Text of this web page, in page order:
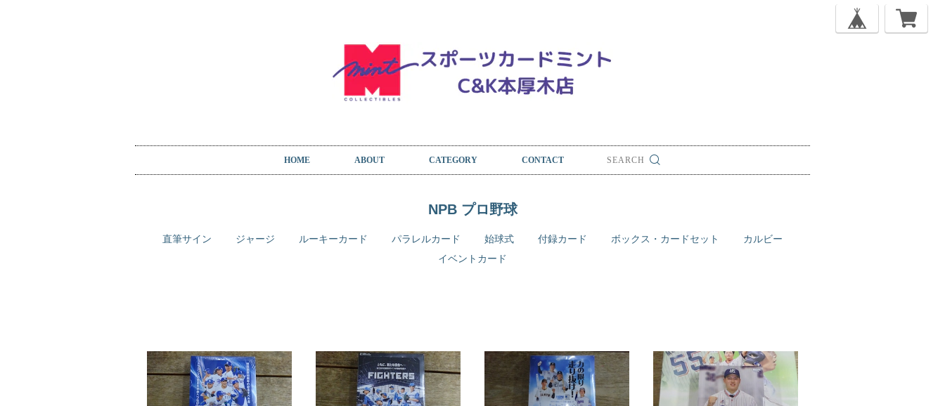
HOME ABOUT CATEGORY CONTACT
NPB プロ野球
直筆サイン ジャージ ルーキーカード パラレルカード 始球式 付録カード ボックス・カードセット
カルビー
イベントカード